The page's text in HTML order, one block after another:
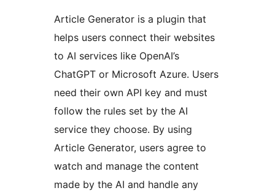
Article Generator is a plugin that
helps users connect their websites
to AI services like OpenAI’s
ChatGPT or Microsoft Azure. Users
need their own API key and must
follow the rules set by the AI
service they choose. By using
Article Generator, users agree to
watch and manage the content
made by the AI and handle any